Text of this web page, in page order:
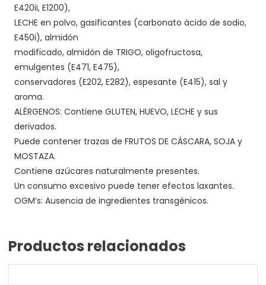
E420ii, E1200),
LECHE en polvo, gasificantes (carbonato ácido de sodio,
E450i), almidón
modificado, almidón de TRIGO, oligofructosa,
emulgentes (E471, E475),
conservadores (E202, E282), espesante (E415), sal y
aroma.
ALÉRGENOS: Contiene GLUTEN, HUEVO, LECHE y sus
derivados.
Puede contener trazas de FRUTOS DE CÁSCARA, SOJA y
MOSTAZA.
Contiene azúcares naturalmente presentes.
Un consumo excesivo puede tener efectos laxantes.
OGM’s: Ausencia de ingredientes transgénicos.
Productos relacionados